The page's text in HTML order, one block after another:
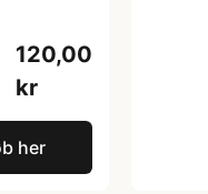
120,00
kr
her